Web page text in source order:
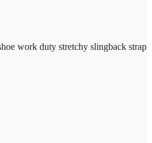
work duty stretchy slingback strap